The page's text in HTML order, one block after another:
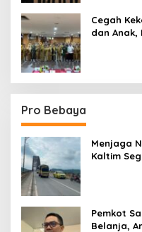
Cegah
dan Anak,
Pro Bebaya
Menjaga
Kaltim
Pemkot
Belanja,